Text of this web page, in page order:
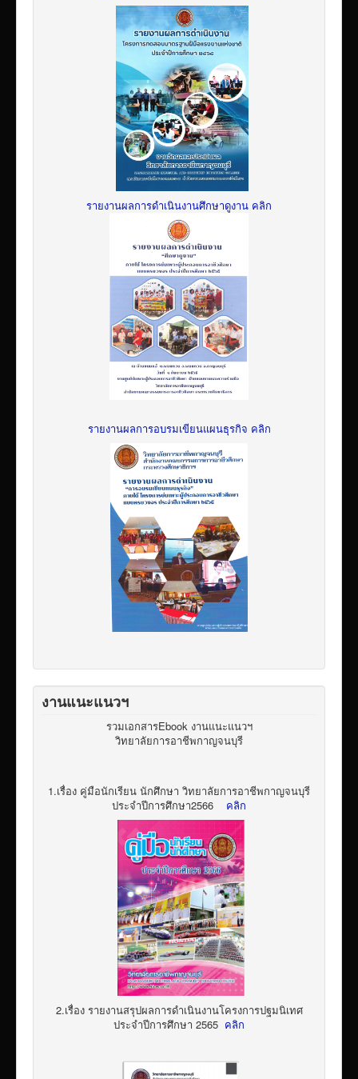
รายงานผลการดำเนินงานศึกษาดูงาน คลิก
รายงานผลการอบรมเขียนแผนธุรกิจ คลิก
งานแนะแนวฯ
รวมเอกสารEbook งานแนะแนวฯ
วิทยาลัยการอาชีพกาญจนบุรี
1.เรื่อง คู่มือนักเรียน นักศึกษา วิทยาลัยการอาชีพกาญจนบุรี
ประจำปีการศึกษา2566
คลิก
2.เรื่อง รายงานสรุปผลการดำเนินงานโครงการปฐมนิเทศ
ประจำปีการศึกษา 2565 คลิก